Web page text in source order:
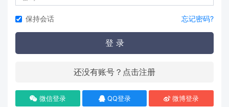
保持会话 忘记密码?
登 录
还没有账号？点击注册
微信登录 QQ登录 微博登录